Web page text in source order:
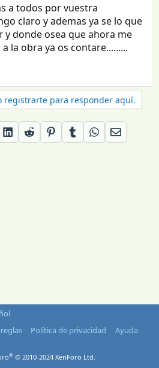
a todos por vuestra
claro y ademas ya se lo que
y donde osea que ahora me
la obra ya os contare.........
registrarte para responder aquí.
Política de privacidad
Ayuda
® © 2010-2024 XenForo Ltd.